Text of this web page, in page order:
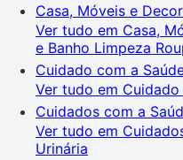
Casa, Móveis e
Ver tudo em Casa,
e Banho Limpeza
Cuidado com a
Ver tudo em
Cuidados com a
Ver tudo em
Urinária